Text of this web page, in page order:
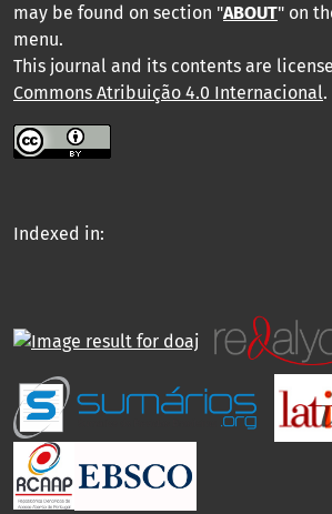
may be found on section "ABOUT" on
menu.
This journal and its contents are
Commons Atribuição 4.0 Internacional.
Indexed in: